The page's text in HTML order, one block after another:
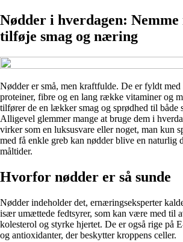
Nødder i hverdagen:
tilføje smag og næring
Nødder er små, men kraftfulde. De er fyldt med
proteiner, fibre og en lang række vitaminer og
tilfører de en lækker smag og sprødhed til både
Alligevel glemmer mange at bruge dem i
virker som en luksusvare eller noget, man kun
med få enkle greb kan nødder blive en naturlig
måltider.
Hvorfor nødder er så sunde
Nødder indeholder det, ernæringseksperter
især umættede fedtsyrer, som kan være med til
kolesterol og styrke hjertet. De er også rige på
og antioxidanter, der beskytter kroppens celler.